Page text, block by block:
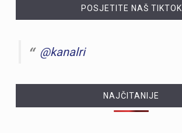
POSJETITE NAŠ TIKTOK
@kanalri
NAJČITANIJE